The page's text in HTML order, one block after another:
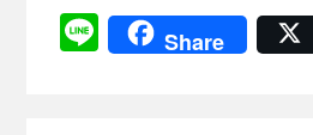
LineShare